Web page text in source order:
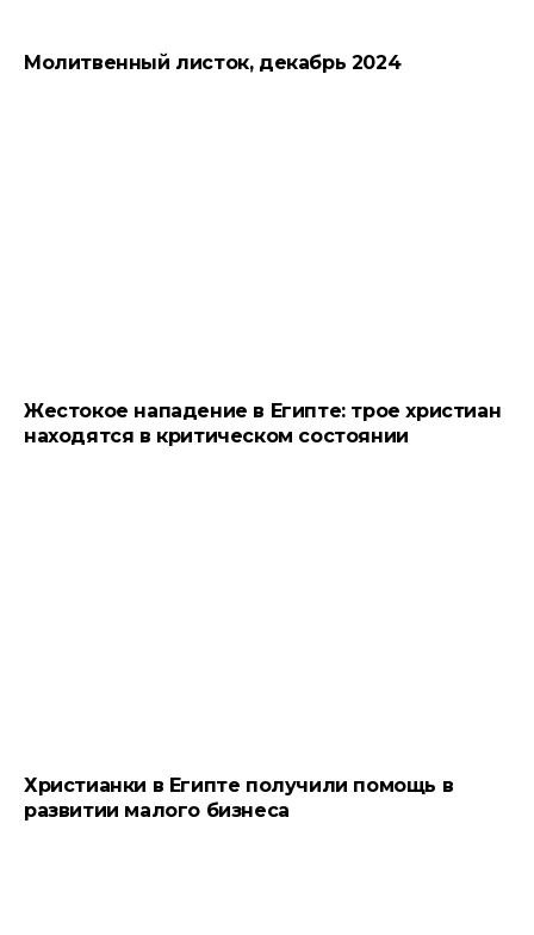
Молитвенный листок, декабрь 2024
Жестокое нападение в Египте: трое христиан
находятся в критическом состоянии
Христианки в Египте получили помощь в
развитии малого бизнеса